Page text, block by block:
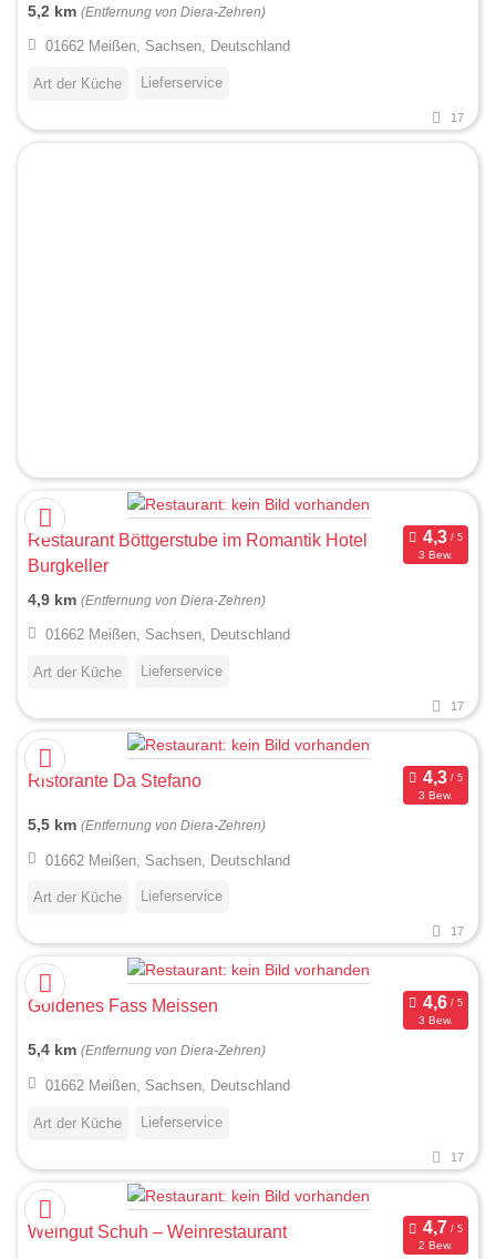
5,2 km (Entfernung von Diera-Zehren)
01662 Meißen, Sachsen, Deutschland
Art der Küche Lieferservice
17
Restaurant Böttgerstube im Romantik Hotel
Burgkeller
3 Bew.
4,9 km (Entfernung von Diera-Zehren)
01662 Meißen, Sachsen, Deutschland
Art der Küche Lieferservice
17
Ristorante Da Stefano
3 Bew.
5,5 km (Entfernung von Diera-Zehren)
01662 Meißen, Sachsen, Deutschland
Art der Küche Lieferservice
17
Goldenes Fass Meissen
3 Bew.
5,4 km (Entfernung von Diera-Zehren)
01662 Meißen, Sachsen, Deutschland
Art der Küche Lieferservice
17
Weingut Schuh – Weinrestaurant
2 Bew.